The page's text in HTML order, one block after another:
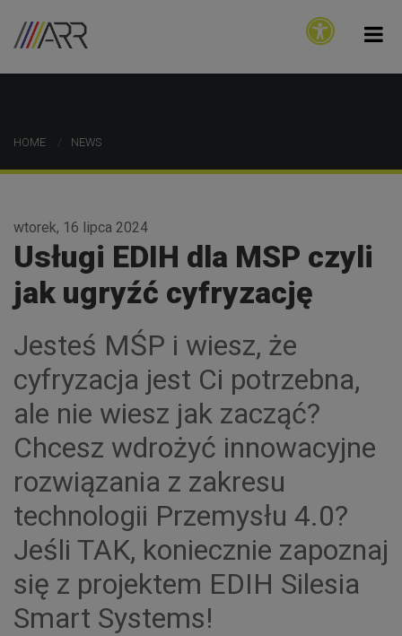
HOME NEWS
wtorek, 16 lipca 2024
Usługi EDIH dla MSP czyli
jak ugryźć cyfryzację
Jesteś MŚP i wiesz, że
cyfryzacja jest Ci potrzebna,
ale nie wiesz jak zacząć?
Chcesz wdrożyć innowacyjne
rozwiązania z zakresu
technologii Przemysłu 4.0?
Jeśli TAK, koniecznie zapoznaj
się z projektem EDIH Silesia
Smart Systems!